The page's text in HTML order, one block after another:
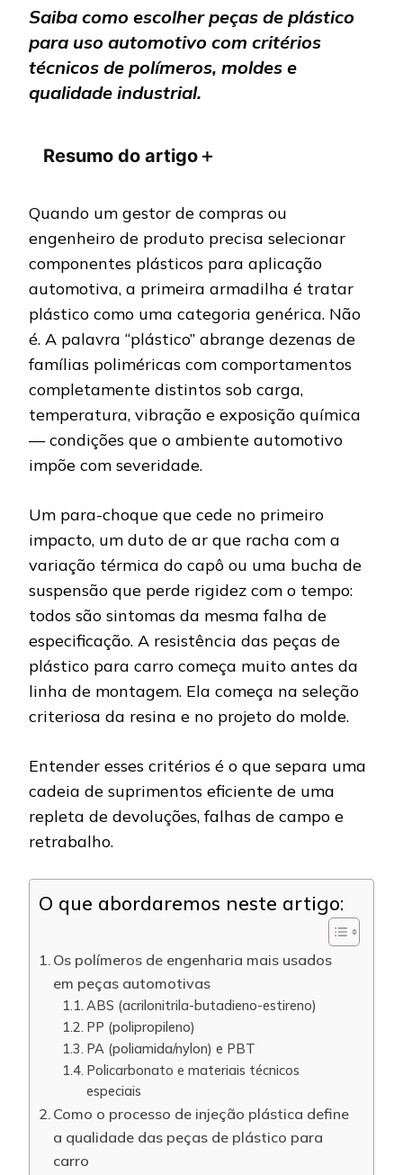
Saiba como escolher peças de plástico
para uso automotivo com critérios
técnicos de polímeros, moldes e
qualidade industrial.
Resumo do artigo＋
Quando um gestor de compras ou
engenheiro de produto precisa selecionar
componentes plásticos para aplicação
automotiva, a primeira armadilha é tratar
plástico como uma categoria genérica. Não
é. A palavra “plástico” abrange dezenas de
famílias poliméricas com comportamentos
completamente distintos sob carga,
temperatura, vibração e exposição química
— condições que o ambiente automotivo
impõe com severidade.
Um para-choque que cede no primeiro
impacto, um duto de ar que racha com a
variação térmica do capô ou uma bucha de
suspensão que perde rigidez com o tempo:
todos são sintomas da mesma falha de
especificação. A resistência das peças de
plástico para carro começa muito antes da
linha de montagem. Ela começa na seleção
criteriosa da resina e no projeto do molde.
Entender esses critérios é o que separa uma
cadeia de suprimentos eficiente de uma
repleta de devoluções, falhas de campo e
retrabalho.
O que abordaremos neste artigo:
Os polímeros de engenharia mais usados
em peças automotivas
ABS (acrilonitrila-butadieno-estireno)
PP (polipropileno)
PA (poliamida/nylon) e PBT
Policarbonato e materiais técnicos
especiais
Como o processo de injeção plástica define
a qualidade das peças de plástico para
carro